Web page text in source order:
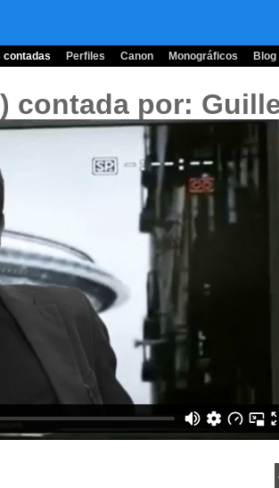
contadas Perfiles Canon Monográficos Blog
contada por: